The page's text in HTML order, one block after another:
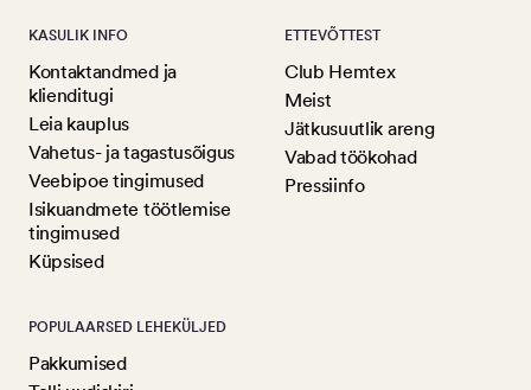
KASULIK INFO
Kontaktandmed ja
klienditugi
Leia kauplus
Vahetus- ja tagastusõigus
Veebipoe tingimused
Isikuandmete töötlemise
tingimused
Küpsised
ETTEVÕTTEST
Club Hemtex
Meist
Jätkusuutlik areng
Vabad töökohad
Pressiinfo
POPULAARSED LEHEKÜLJED
Pakkumised